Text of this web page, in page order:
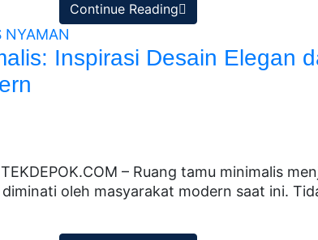
Continue Reading
Inspirasi Desain Elegan
– Ruang tamu minimalis
oleh masyarakat modern saat ini.